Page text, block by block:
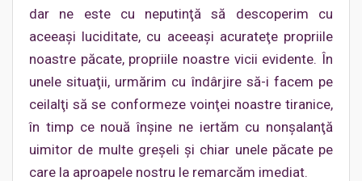
dar ne este cu neputinţă să descoperim cu
aceeaşi luciditate, cu aceeaşi acurateţe propriile
noastre păcate, propriile noastre vicii evidente. În
unele situaţii, urmărim cu îndârjire să-i facem pe
ceilalţi să se conformeze voinţei noastre tiranice,
în timp ce nouă înşine ne iertăm cu nonşalanţă
uimitor de multe greşeli şi chiar unele păcate pe
care la aproapele nostru le remarcăm imediat.